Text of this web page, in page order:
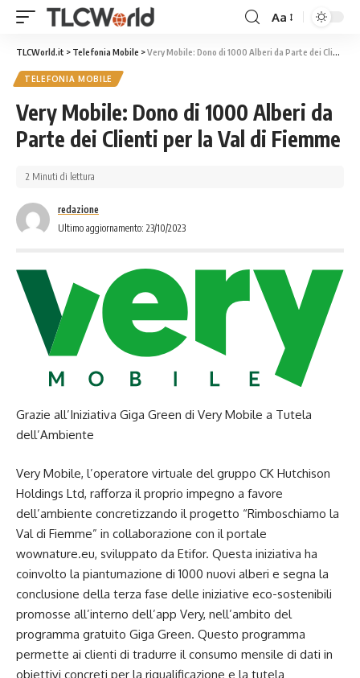
Aa
TLCWorld.it > Telefonia Mobile >Very Mobile: Dono di 1000 Alberi da Parte dei Clienti per la Val di Fiemme
TELEFONIA MOBILE
Very Mobile: Dono di 1000 Alberi da
Parte dei Clienti per la Val di Fiemme
Ultimo aggiornamento: 23/10/2023
redazione
2 Minuti di lettura
Grazie all’Iniziativa Giga Green di Very Mobile a Tutela
dell’Ambiente
Very Mobile, l’operatore virtuale del gruppo CK Hutchison
Holdings Ltd, rafforza il proprio impegno a favore
dell’ambiente concretizzando il progetto “Rimboschiamo la
Val di Fiemme” in collaborazione con il portale
wownature.eu, sviluppato da Etifor. Questa iniziativa ha
coinvolto la piantumazione di 1000 nuovi alberi e segna la
conclusione della terza fase delle iniziative eco-sostenibili
promosse all’interno dell’app Very, nell’ambito del
programma gratuito Giga Green. Questo programma
permette ai clienti di tradurre il consumo mensile di dati in
obiettivi concreti per la riqualificazione e la tutela